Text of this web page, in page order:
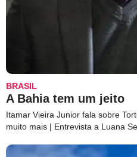
BRASIL
A Bahia tem um jeito
Itamar Vieira Junior fala sobre
muito mais | Entrevista a Luana